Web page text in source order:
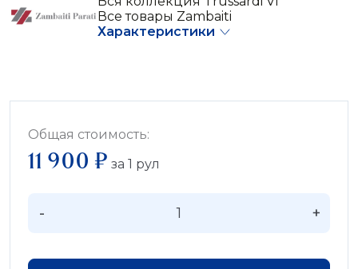
Все товары Zambaiti
Характеристики
Общая стоимость:
11 900 ₽ за 1 рул
- +